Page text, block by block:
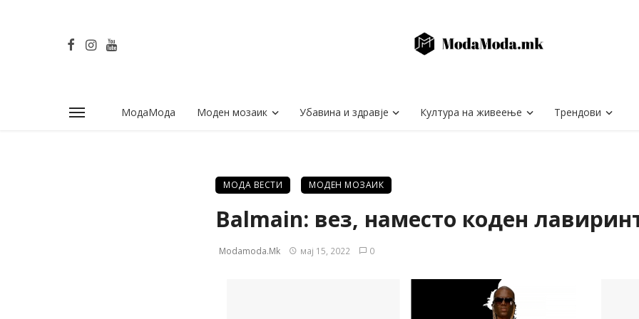
МодаМода Моден мозаик Убавина и здравје Култура на живеење Трендови
МОДА ВЕСТИ МОДЕН МОЗАИК
Balmain: вез, наместо коден
Modamoda.mk мај 15, 2022 0